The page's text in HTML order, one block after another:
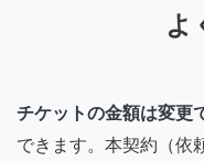
よ
チケットの金額は変更
できます。本契約（依